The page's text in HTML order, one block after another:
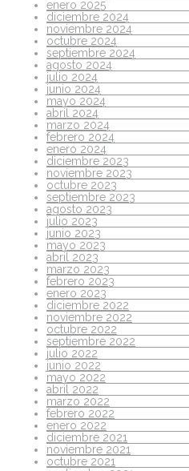
enero 2025
diciembre 2024
noviembre 2024
octubre 2024
septiembre 2024
agosto 2024
julio 2024
junio 2024
mayo 2024
abril 2024
marzo 2024
febrero 2024
enero 2024
diciembre 2023
noviembre 2023
octubre 2023
septiembre 2023
agosto 2023
julio 2023
junio 2023
mayo 2023
abril 2023
marzo 2023
febrero 2023
enero 2023
diciembre 2022
noviembre 2022
octubre 2022
septiembre 2022
julio 2022
junio 2022
mayo 2022
abril 2022
marzo 2022
febrero 2022
enero 2022
diciembre 2021
noviembre 2021
octubre 2021